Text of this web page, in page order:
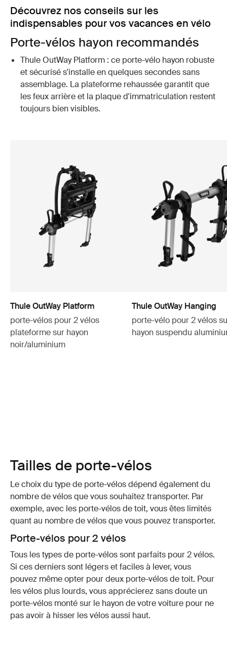
Découvrez nos conseils sur les
indispensables pour vos vacances en vélo
Porte-vélos hayon recommandés
Thule OutWay Platform : ce porte-vélo hayon robuste
et sécurisé s'installe en quelques secondes sans
assemblage. La plateforme rehaussée garantit que
les feux arrière et la plaque d'immatriculation restent
toujours bien visibles.
Thule OutWay Platform
porte-vélos pour 2 vélos
plateforme sur hayon
noir/aluminium
Thule OutWay Hanging
porte-vélo pour 2 vélos
hayon suspendu
Tailles de porte-vélos
Le choix du type de porte-vélos dépend également du
nombre de vélos que vous souhaitez transporter. Par
exemple, avec les porte-vélos de toit, vous êtes limités
quant au nombre de vélos que vous pouvez transporter.
Porte-vélos pour 2 vélos
Tous les types de porte-vélos sont parfaits pour 2 vélos.
Si ces derniers sont légers et faciles à lever, vous
pouvez même opter pour deux porte-vélos de toit. Pour
les vélos plus lourds, vous apprécierez sans doute un
porte-vélos monté sur le hayon de votre voiture pour ne
pas avoir à hisser les vélos aussi haut.